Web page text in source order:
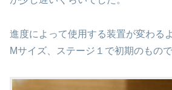
進度によって使用する装置が変わる
Mサイズ、ステージ１で初期のもので